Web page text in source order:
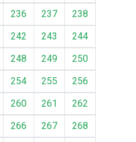
236 237
238
242 243
244
248 249
250
254 255
256
260 261
262
266 267
268